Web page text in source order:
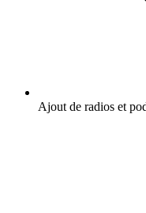
Ajout de radios et